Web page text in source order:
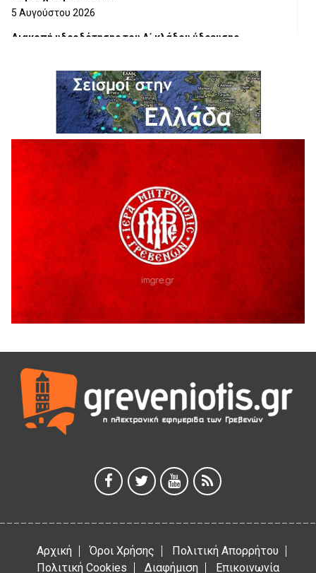
5 Αυγούστου 2026
Διακοπή υδροδότησης του Α΄ κλάδου ύδρευσης
Η Marseaux στα Γρεβενά για μια μοναδική συναυλία
5 Αυγούστου 2026
Θερινό Σινεμά στο πλαίσιο του «Πολιτιστικού
Καλοκαιριού 2026» με την βραβευμένη ταινία «Μικρές
Ανάσες».
5 Αυγούστου 2026
Γρεβενά: Συνελήφθη 18χρονος αλλοδαπός, για κλοπή
εξοπλισμού γυμναστηρίου
5 Αυγούστου 2026
ΑΗ ΛΑΟΣ | 5 Αυγούστου | Υπαίθριο Θέατρο “Καστράκι”,
41η Γιορτή Κρασιού στο Τρίκωμο – «Γιορτή Παράδοσης»
5 Αυγούστου 2026
ΕΥΧΑΡΙΣΤΙΕΣ Φυσιολατρικού Συλλόγου Γρεβενών
4 Αυγούστου 2026
Έκτακτη χρηματοδότηση 400.000€ για επιπλέον εργασίες
στο Δημοτικό Στάδιο Γρεβενών «Μίλτος Τεντόγλου»
Αρχική Όροι Χρήσης
Πολιτική Απορρήτου
Πολιτική Cookies
Διαφήμιση Επικοινωνία